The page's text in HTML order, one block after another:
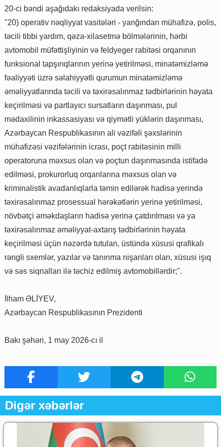
20-ci bəndi aşağıdakı redaksiyada verilsin:
"20) operativ nəqliyyat vasitələri - yanğından mühafizə, polis,
təcili tibbi yardım, qəza-xilasetmə bölmələrinin, hərbi
avtomobil müfəttişliyinin və feldyeger rabitəsi orqanının
funksional tapşırıqlarının yerinə yetirilməsi, minatəmizləmə
fəaliyyəti üzrə səlahiyyətli qurumun minatəmizləmə
əməliyyatlarında təcili və təxirəsalınmaz tədbirlərinin həyata
keçirilməsi və partlayıcı sursatların daşınması, pul
mədaxilinin inkassasiyası və qiymətli yüklərin daşınması,
Azərbaycan Respublikasının ali vəzifəli şəxslərinin
mühafizəsi vəzifələrinin icrası, poçt rabitəsinin milli
operatoruna məxsus olan və poçtun daşınmasında istifadə
edilməsi, prokurorluq orqanlarına məxsus olan və
kriminalistik avadanlıqlarla təmin edilərək hadisə yerində
təxirəsalınmaz prosessual hərəkətlərin yerinə yetirilməsi,
növbətçi əməkdaşların hadisə yerinə çatdırılması və ya
təxirəsalınmaz əməliyyat-axtarış tədbirlərinin həyata
keçirilməsi üçün nəzərdə tutulan, üstündə xüsusi qrafikalı
rəngli sxemlər, yazılar və tanınma nişanları olan, xüsusi işıq
və səs siqnalları ilə təchiz edilmiş avtomobillərdir;".
İlham ƏLİYEV,
Azərbaycan Respublikasının Prezidenti
Bakı şəhəri, 1 may 2026-cı il
Digər xəbərlər